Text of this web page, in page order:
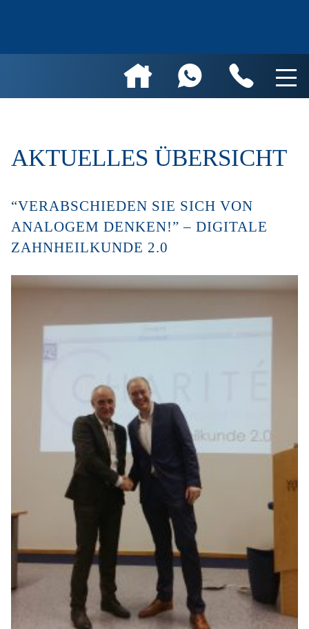
AKTUELLES ÜBERSICHT
“VERABSCHIEDEN SIE SICH VON
ANALOGEM DENKEN!” – DIGITALE
ZAHNHEILKUNDE 2.0